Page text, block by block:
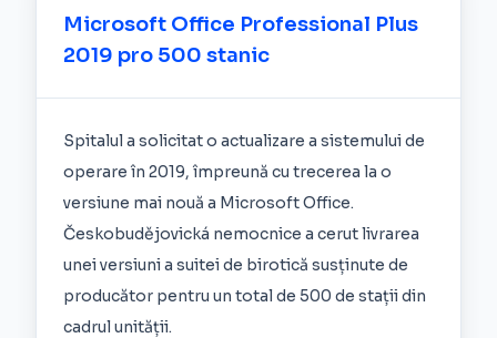
Microsoft Office Professional Plus
2019 pro 500 stanic
Spitalul a solicitat o actualizare a sistemului de
operare în 2019, împreună cu trecerea la o
versiune mai nouă a Microsoft Office.
Českobudějovická nemocnice a cerut livrarea
unei versiuni a suitei de birotică susținute de
producător pentru un total de 500 de stații din
cadrul unității.